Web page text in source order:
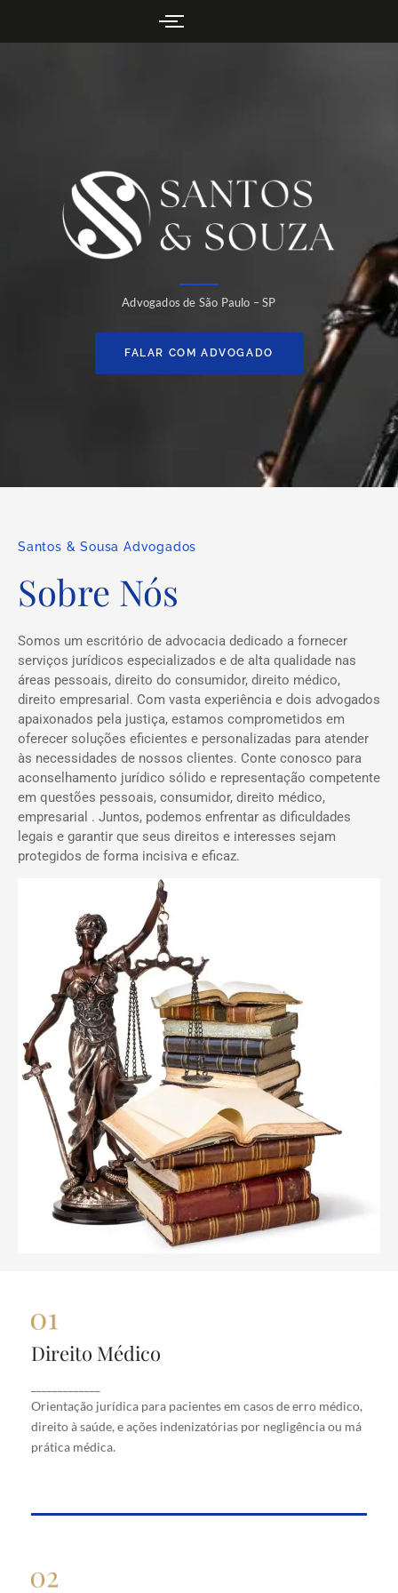
Advogados de São Paulo – SP
FALAR COM ADVOGADO
Santos & Sousa Advogados
Sobre Nós
Somos um escritório de advocacia dedicado a fornecer
serviços jurídicos especializados e de alta qualidade nas
áreas pessoais, direito do consumidor, direito médico,
direito empresarial. Com vasta experiência e dois advogados
apaixonados pela justiça, estamos comprometidos em
oferecer soluções eficientes e personalizadas para atender
às necessidades de nossos clientes. Conte conosco para
aconselhamento jurídico sólido e representação competente
em questões pessoais, consumidor, direito médico,
empresarial . Juntos, podemos enfrentar as dificuldades
legais e garantir que seus direitos e interesses sejam
protegidos de forma incisiva e eficaz.
Direito Médico
Orientação jurídica para pacientes em casos de erro médico,
direito à saúde, e ações indenizatórias por negligência ou má
prática médica.
Direito Médico
erro médico, direito à saúde, e ações indenizatórias
por negligência ou má prática médica.